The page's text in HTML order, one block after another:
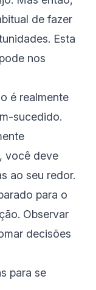
de fazer
Esta
nos
é realmente
sucedido.
você deve
ao seu redor.
para o
Observar
decisões
para se